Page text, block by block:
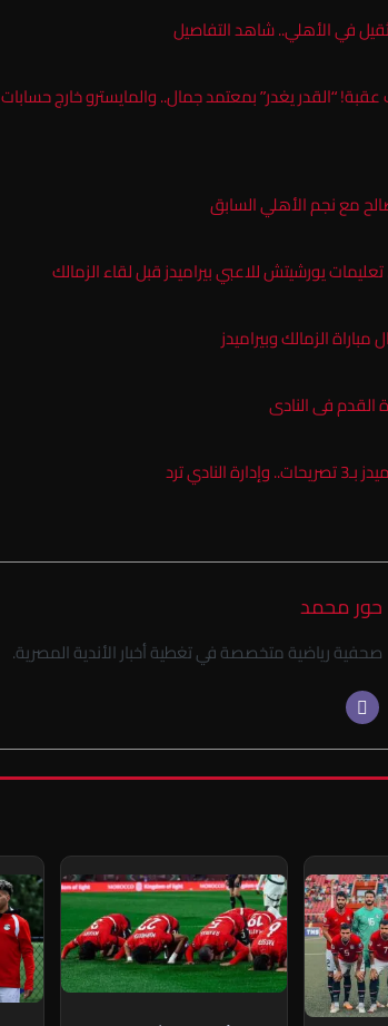
“القدر يغدر” بمعتمد جمال.. والمايسترو خارج
مع نجم الأهلي السابق
تعليمات يورشيتش للاعبي بيراميدز قبل لقاء الزمالك
الزمالك وبيراميدز
القدم فى النادى
النادي ترد
حور محمد
صحفية رياضية متخصصة في تغطية أخبار الأندية المصرية.